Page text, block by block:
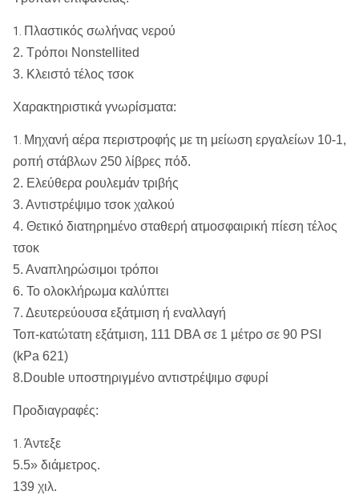
183
1.
Πλαστικός σωλήνας νερού
2. Τρόποι Nonstellited
3. Κλειστό τέλος τσοκ
Χαρακτηριστικά γνωρίσματα:
1.
Μηχανή αέρα περιστροφής με τη μείωση εργαλείων 10-1,
ροπή στάβλων 250 λίβρες πόδ.
2. Ελεύθερα ρουλεμάν τριβής
3. Αντιστρέψιμο τσοκ χαλκού
4. Θετικό διατηρημένο σταθερή ατμοσφαιρική πίεση τέλος
τσοκ
5. Αναπληρώσιμοι τρόποι
6. Το ολοκλήρωμα καλύπτει
7. Δευτερεύουσα εξάτμιση ή εναλλαγή
Τοπ-κατώτατη εξάτμιση, 111 DBA σε 1 μέτρο σε 90 PSI
(kPa 621)
8.Double υποστηριγμένο αντιστρέψιμο σφυρί
Προδιαγραφές:
1. Άντεξε
5.5» διάμετρος.
139 χιλ.